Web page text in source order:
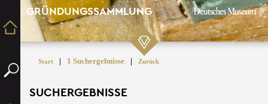
GRÜNDUNGSSAMMLUNG
Start | 1 Suchergebnisse | Zurück
SUCHERGEBNISSE